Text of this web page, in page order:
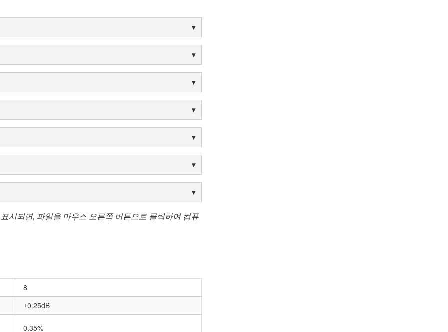
시되면, 파일을 마우스 오른쪽 버튼으로 클릭하여 컴퓨
8
±0.25dB
0.35%